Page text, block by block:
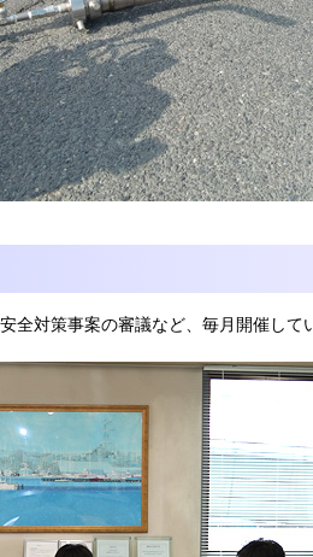
全対策事案の審議など、毎月開催して